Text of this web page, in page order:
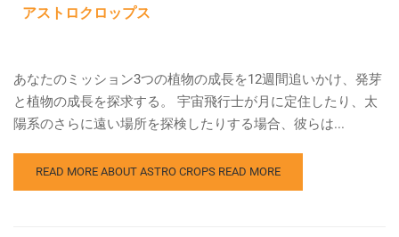
アストロクロップス
あなたのミッション3つの植物の成長を12週間追いかけ、発芽
と植物の成長を探求する。 宇宙飛行士が月に定住したり、太
陽系のさらに遠い場所を探検したりする場合、彼らは...
READ MORE ABOUT ASTRO CROPS READ MORE